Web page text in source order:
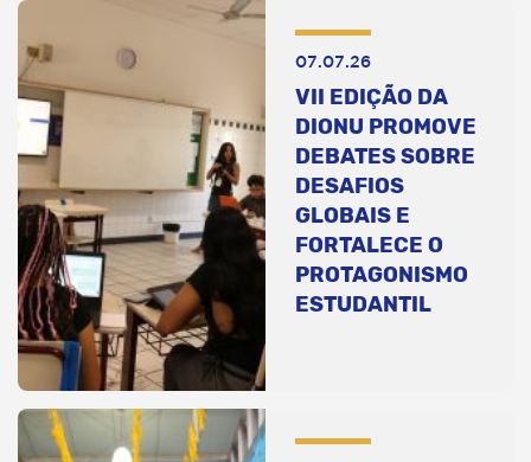
07.07.26
VII EDIÇÃO DA
DIONU PROMOVE
DEBATES SOBRE
DESAFIOS
GLOBAIS E
FORTALECE O
PROTAGONISMO
ESTUDANTIL